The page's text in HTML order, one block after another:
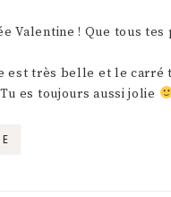
Valentine ! Que tous tes
est très belle et le carré
es toujours aussi jolie